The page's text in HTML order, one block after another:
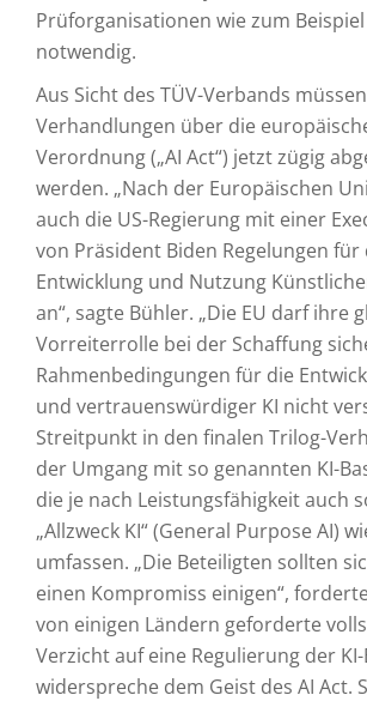
Prüforganisationen wie zum
notwendig.
Aus Sicht des TÜV-Verbands
Verhandlungen über die
Verordnung („AI Act“) jetzt zügig
werden. „Nach der Europäischen
auch die US-Regierung mit einer
von Präsident Biden Regelungen für
Entwicklung und Nutzung
an“, sagte Bühler. „Die EU darf ihre
Vorreiterrolle bei der Schaffung
Rahmenbedingungen für die
und vertrauenswürdiger KI nicht
Streitpunkt in den finalen Trilog-
der Umgang mit so genannten KI-
die je nach Leistungsfähigkeit auch
„Allzweck KI“ (General Purpose AI)
umfassen. „Die Beteiligten sollten
einen Kompromiss einigen“,
von einigen Ländern geforderte
Verzicht auf eine Regulierung der
widerspreche dem Geist des AI Act.